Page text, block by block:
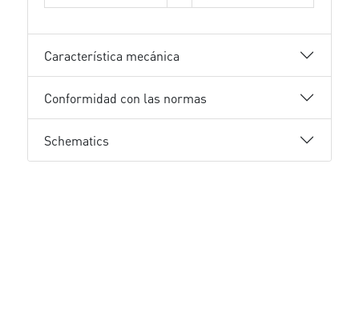
Característica mecánica
Conformidad con las normas
Schematics